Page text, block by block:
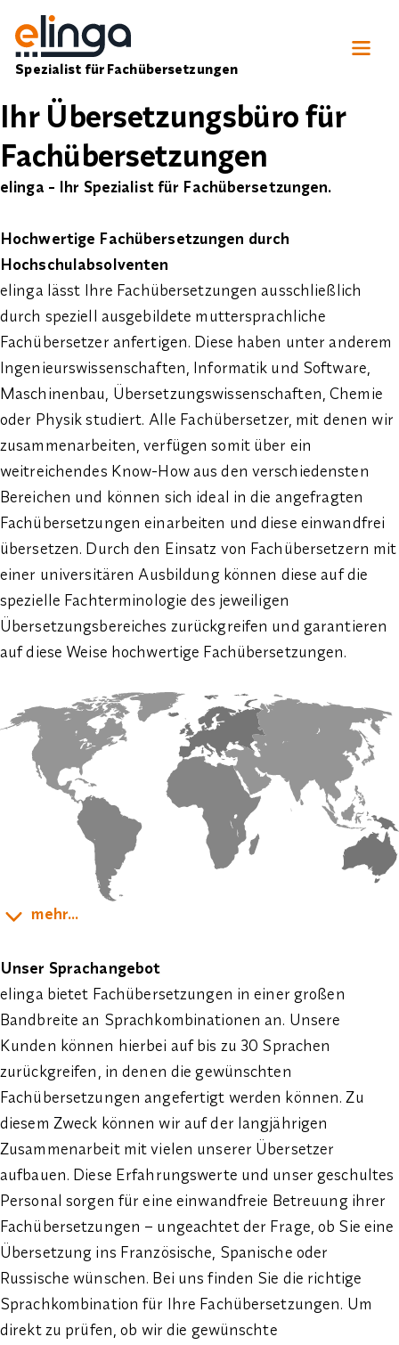
Spezialist für Fachübersetzungen
Ihr Übersetzungsbüro für
Fachübersetzungen
elinga - Ihr Spezialist für Fachübersetzungen.
Hochwertige Fachübersetzungen durch
Hochschulabsolventen
elinga lässt Ihre Fachübersetzungen ausschließlich
durch speziell ausgebildete muttersprachliche
Fachübersetzer anfertigen. Diese haben unter anderem
Ingenieurswissenschaften, Informatik und Software,
Maschinenbau, Übersetzungswissenschaften, Chemie
oder Physikstudiert. Alle Fachübersetzer, mit denen wir
zusammenarbeiten, verfügen somit über ein
weitreichendes Know-How aus den verschiedensten
Bereichen und können sich ideal in die angefragten
Fachübersetzungen einarbeiten und diese einwandfrei
übersetzen. Durch den Einsatz von Fachübersetzern mit
einer universitären Ausbildung können diese auf die
spezielle Fachterminologie des jeweiligen
Übersetzungsbereiches zurückgreifen und garantieren
auf diese Weise hochwertige Fachübersetzungen.
mehr...
Unser Sprachangebot
elinga bietet Fachübersetzungen in einer großen
Bandbreite an Sprachkombinationen an. Unsere
Kunden können hierbei auf bis zu 30 Sprachen
zurückgreifen, in denen die gewünschten
Fachübersetzungen angefertigt werden können. Zu
diesem Zweck können wir auf der langjährigen
Zusammenarbeit mit vielen unserer Übersetzer
aufbauen. Diese Erfahrungswerte und unser geschultes
Personal sorgen für eine einwandfreie Betreuung ihrer
Fachübersetzungen – ungeachtet der Frage, ob Sie eine
Übersetzung ins Französische, Spanische oder
Russische wünschen. Bei uns finden Sie die richtige
Sprachkombination für Ihre Fachübersetzungen. Um
direkt zu prüfen, ob wir die gewünschte